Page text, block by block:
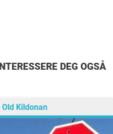
DEG OGSÅ
Old Kildonan